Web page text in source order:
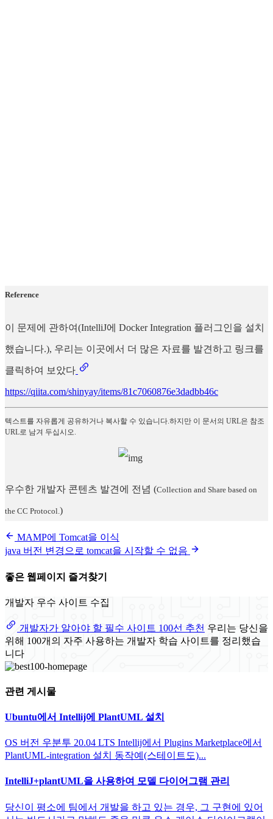
Reference
이 문제에 관하여(IntelliJ에 Docker Integration 플러그인을 설치
했습니다.), 우리는 이곳에서 더 많은 자료를 발견하고 링크를
클릭하여 보았다
https://qiita.com/shinyay/items/81c7060876e3dadbb46c
텍스트를 자유롭게 공유하거나 복사할 수 있습니다.하지만 이 문서의 URL은 참조
URL로 남겨 두십시오.
우수한 개발자 콘텐츠 발견에 전념 (Collection and Share based on
the CC Protocol.)
MAMP에 Tomcat을 이식
java 버전 변경으로 tomcat을 시작할 수 없음
좋은 웹페이지 즐겨찾기
개발자 우수 사이트 수집
개발자가 알아야 할 필수 사이트 100선 추천 우리는 당신을
위해 100개의 자주 사용하는 개발자 학습 사이트를 정리했습
니다
관련 게시물
Ubuntu에서 Intellij에 PlantUML 설치
OS 버전 우분투 20.04 LTS Intellij에서 Plugins Marketplace에서
PlantUML-integration 설치 동작예(스테이트도)...
IntelliJ+plantUML을 사용하여 모델 다이어그램 관리
당신이 평소에 팀에서 개발을 하고 있는 경우, 그 구현에 있어